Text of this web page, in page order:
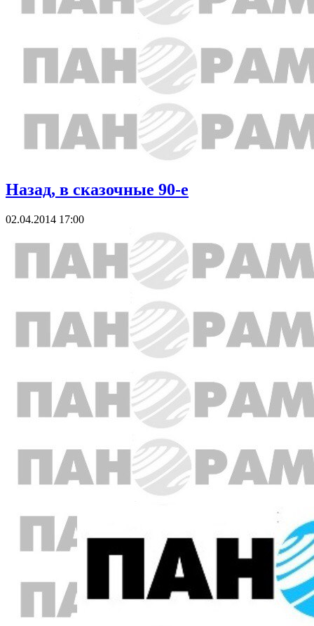
Назад, в сказочные 90-е
02.04.2014 17:00